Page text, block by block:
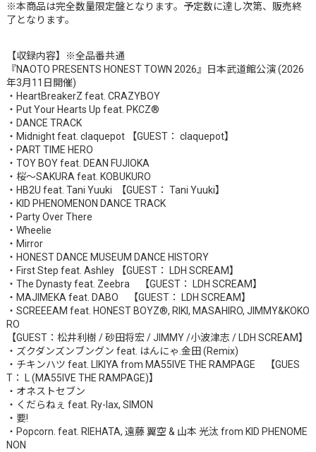
※本商品は完全数量限定盤となります。予定数に達し次第、販売終
了となります。
【収録内容】※全品番共通
『NAOTO PRESENTS HONEST TOWN 2026』日本武道館公演 (2026
年3月11日開催)
・HeartBreakerZ feat. CRAZYBOY
・Put Your Hearts Up feat. PKCZ®
・DANCE TRACK
・Midnight feat. claquepot 【GUEST： claquepot】
・PART TIME HERO
・TOY BOY feat. DEAN FUJIOKA
・桜〜SAKURA feat. KOBUKURO
・HB2U feat. Tani Yuuki 【GUEST： Tani Yuuki】
・KID PHENOMENON DANCE TRACK
・Party Over There
・Wheelie
・Mirror
・HONEST DANCE MUSEUM DANCE HISTORY
・First Step feat. Ashley 【GUEST： LDH SCREAM】
・The Dynasty feat. Zeebra 【GUEST： LDH SCREAM】
・MAJIMEKA feat. DABO 【GUEST： LDH SCREAM】
・SCREEEAM feat. HONEST BOYZ®, RIKI, MASAHIRO, JIMMY&KOKO
RO
【GUEST：松井利樹 / 砂田将宏 / JIMMY /小波津志 / LDH SCREAM】
・ズクダンズンブングン feat. はんにゃ.金田 (Remix)
・チキンハツ feat. LIKIYA from MA55IVE THE RAMPAGE 【GUES
T： L (MA55IVE THE RAMPAGE)】
・オネストセブン
・くだらねぇ feat. Ry-lax, SIMON
・要!
・Popcorn. feat. RIEHATA, 遠藤 翼空 & 山本 光汰 from KID PHENOME
NON